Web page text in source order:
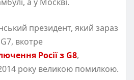
президент, який зараз
вкотре
Росії з G8,
року великою помилкою.